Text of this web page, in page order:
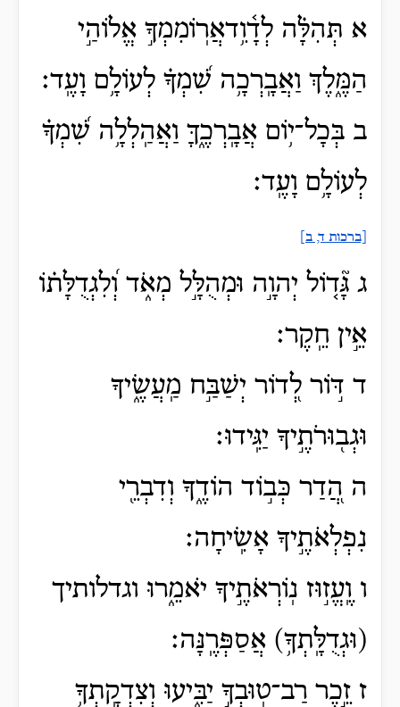
א תְּהִלָּ֗ה לְדָ֫וִ֥דאֲרֽוֹמִמְךָ֣ אֱלוֹהַ֣י
הַמֶּ֑לֶךְ וַאֲבָֽרְכָ֥ה שִׁ֝מְךָ֗ לְעוֹלָ֥ם וָעֶֽד׃
ב בְּכָל־י֥וֹם אֲבָֽרְכֶ֑ךָּ וַאֲהַֽלְלָ֥ה שִׁ֝מְךָ֗
לְעוֹלָ֥ם וָעֶֽד׃
[ברכות ד, ב]
ג גָּ֘ד֤וֹל יְהוָ֣ה וּמְהֻלָּ֣ל מְאֹ֑ד וְ֝לִגְדֻלָּת֗וֹ
אֵ֣ין חֵֽקֶר׃
ד דּ֣וֹר לְ֭דוֹר יְשַׁבַּ֣ח מַֽעֲשֶׂ֑יךָ
וּגְב֖וּרֹתֶ֣יךָ יַגִּֽידוּ׃
ה הֲ֭דַר כְּב֣וֹד הוֹדֶ֑ךָ וְדִבְרֵ֖י
נִפְלְאֹתֶ֣יךָ אָשִֽׂיחָה׃
ו וֶֽעֱז֣וּז נֽוֹרְאֹתֶ֣יךָ יֹאמֵ֑רוּ וגדלותיך
(וּגְדֻלָּֽתְךָ֥) אֲסַפְּרֶֽנָּה׃
ז זֵ֣כֶר רַב־טֽוּבְךָ֣ יַבִּ֑יעוּ וְצִדְקָֽתְךָ֥